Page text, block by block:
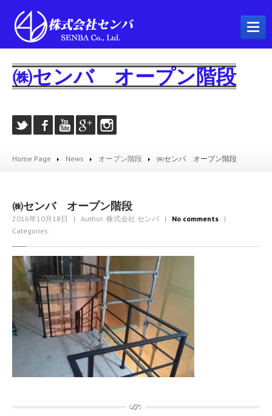
会社概要
プラント工事
製缶工事
機械器具設置工事
とび・土工工事
建築工事
その他、製作・補修工事
アルミTIG溶接動画
開先加工機 RIDGID社製B-500 100A〜無制限 t12.7までと広範囲 動画
従業員資格取得状況
お問い合わせ
㈱センバ オープン階段
Home Page News オープン階段 ㈱センバ オープン階段
㈱センバ オープン階段
2016年10月18日 | Author: 株式会社 センバ | No comments |
Categories: